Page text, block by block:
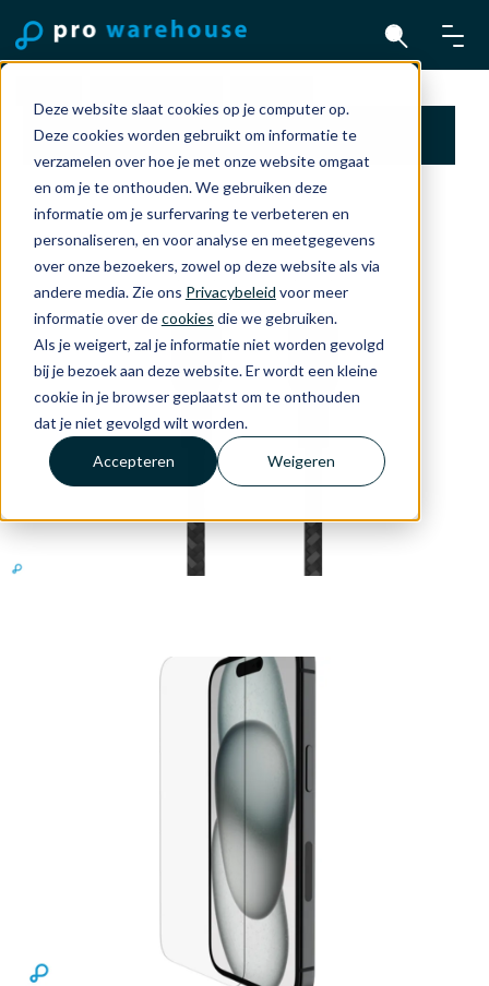
Deze website slaat cookies op je computer op.
Deze cookies worden gebruikt om informatie te
verzamelen over hoe je met onze website omgaat
en om je te onthouden. We gebruiken deze
informatie om je surfervaring te verbeteren en
personaliseren, en voor analyse en meetgegevens
over onze bezoekers, zowel op deze website als via
andere media. Zie ons Privacybeleid voor meer
informatie over decookies die we gebruiken.
Als je weigert, zal je informatie niet worden gevolgd
bij je bezoek aan deze website. Er wordt een kleine
cookie in je browser geplaatst om te onthouden
dat je niet gevolgd wilt worden.
Accepteren Weigeren
Belkin 100w USB-C Naar USB-C Gewoven